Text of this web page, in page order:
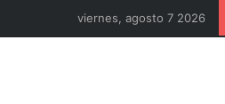
viernes, agosto 7 2026